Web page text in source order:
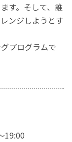
す。そして、誰
ンジしようとす
プログラムで
19:00